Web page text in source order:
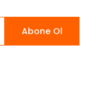
Abone Ol